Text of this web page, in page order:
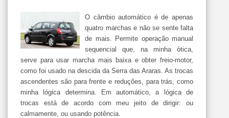
O câmbio automático é de apenas
quatro marchas e não se sente falta
de mais. Permite operação manual
sequencial que, na minha ótica,
serve para usar marcha mais baixa e obter freio-motor,
como foi usado na descida da Serra das Araras. As trocas
ascendentes são para frente e reduções, para trás, como
minha lógica determina. Em automático, a lógica de
trocas está de acordo com meu jeito de dirigir: ou
calmamente, ou usando potência.